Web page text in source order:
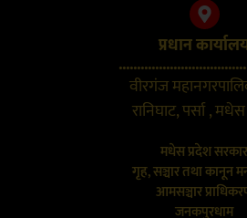
प्रधान
वीरगंज
रानिघाट, पर्सा ,
मधेस प्रदेश सरकार
गृह, सञ्चार तथा कानून
आमसञ्चार
जनकपुरधाम